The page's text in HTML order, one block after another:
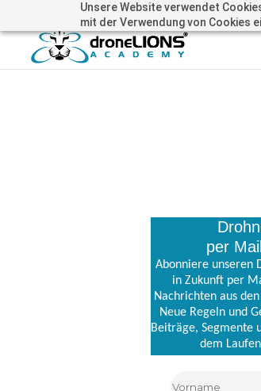
Unsere Website verwendet
mit der Verwendung von Cookies
+41 44505 6667 oder +49 157 3598 0006
per
Abonniere unseren
in Zukunft per
Nachrichten aus
Neue Regeln und
Beiträge, Segmente
dem